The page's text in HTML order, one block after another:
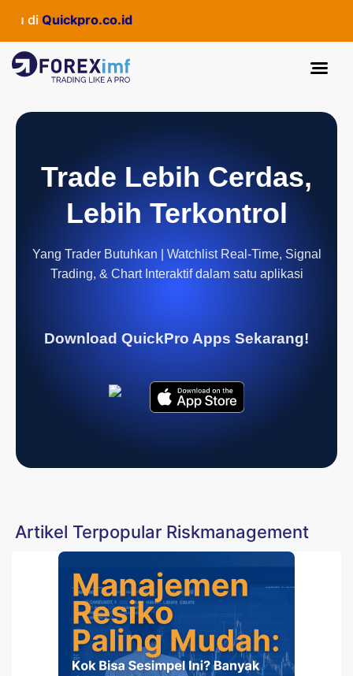
diQuickpro.co.id
Trade Lebih Cerdas,
Lebih Terkontrol
Yang Trader Butuhkan | Watchlist Real-Time, Signal
Trading, & Chart Interaktif dalam satu aplikasi
Download QuickPro Apps Sekarang!
Artikel Terpopular Riskmanagement